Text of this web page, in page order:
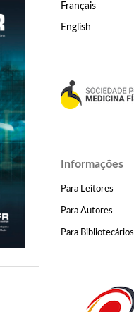
Français
English
Informações
Para Leitores
Para Autores
Para Bibliotecários